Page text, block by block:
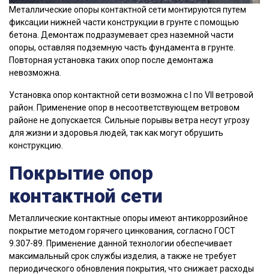
Металлические опоры контактной сети монтируются путем
фиксации нижней части конструкции в грунте с помощью
бетона. Демонтаж подразумевает срез наземной части
опоры, оставляя подземную часть фундамента в грунте.
Повторная установка таких опор после демонтажа
невозможна.
Установка опор контактной сети возможна с I по VII ветровой
район. Применение опор в несоответствующем ветровом
районе не допускается. Сильные порывы ветра несут угрозу
для жизни и здоровья людей, так как могут обрушить
конструкцию.
Покрытие опор
контактной сети
Металлические контактные опоры имеют антикоррозийное
покрытие методом горячего цинкования, согласно ГОСТ
9.307-89. Применение данной технологии обеспечивает
максимальный срок службы изделия, а также не требует
периодического обновления покрытия, что снижает расходы